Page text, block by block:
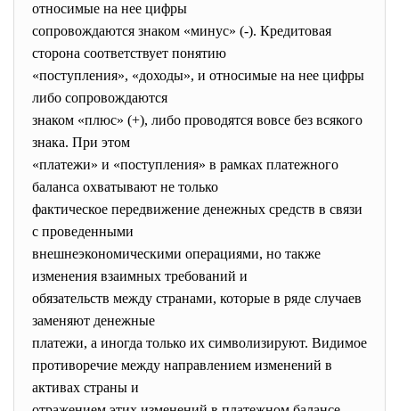
относимые на нее цифры
сопровождаются знаком «минус» (-). Кредитовая
сторона соответствует понятию
«поступления», «доходы», и относимые на нее цифры
либо сопровождаются
знаком «плюс» (+), либо проводятся вовсе без всякого
знака. При этом
«платежи» и «поступления» в рамках платежного
баланса охватывают не только
фактическое передвижение денежных средств в связи
с проведенными
внешнеэкономическими операциями, но также
изменения взаимных требований и
обязательств между странами, которые в ряде случаев
заменяют денежные
платежи, а иногда только их символизируют. Видимое
противоречие между направлением изменений в
активах страны и